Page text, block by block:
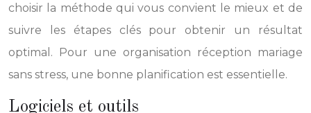
choisir la méthode qui vous convient le mieux et de
suivre les étapes clés pour obtenir un résultat
optimal. Pour une organisation réception mariage
sans stress, une bonne planification est essentielle.
Logiciels et outils